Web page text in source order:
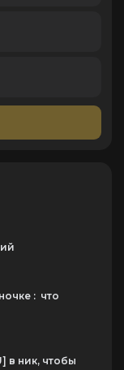
: что
в ник, чтобы